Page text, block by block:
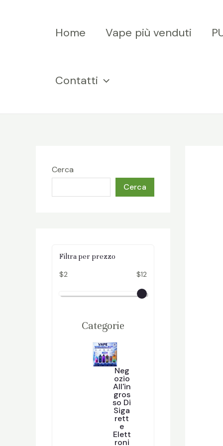
Home Vape più venduti
Contatti
Cerca
Cerca
Filtra per prezzo
$2
$12
Categorie
Neg
Ozio
All'in
Gros
So Di
Siga
Rett
E
Elett
Roni